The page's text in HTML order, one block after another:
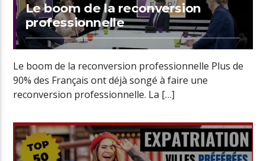
Le boom de la reconversion
professionnelle
Le boom de la reconversion professionnelle Plus de
90% des Français ont déjà songé à faire une
reconversion professionnelle. La […]
00:48 READ TIME